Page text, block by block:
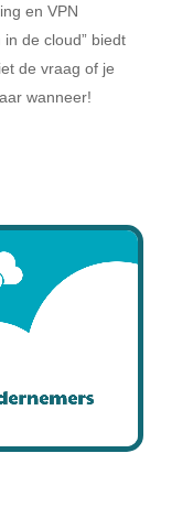
en VPN
de cloud” biedt
de vraag of je
wanneer!